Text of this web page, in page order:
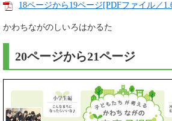
18ページから19ページ[PDFファイル／
かわちながのしいろはかるた
20ページから21ページ